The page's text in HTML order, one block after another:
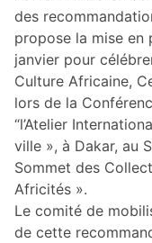
des
propose la mise en
janvier pour
Culture Africaine,
lors de la
“l’Atelier
ville », à Dakar, au
Sommet des
Africités ».
Le comité de
de cette